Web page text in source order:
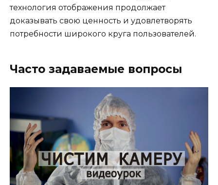
технология отображения продолжает
доказывать свою ценность и удовлетворять
потребности широкого круга пользователей.
Часто задаваемые вопросы